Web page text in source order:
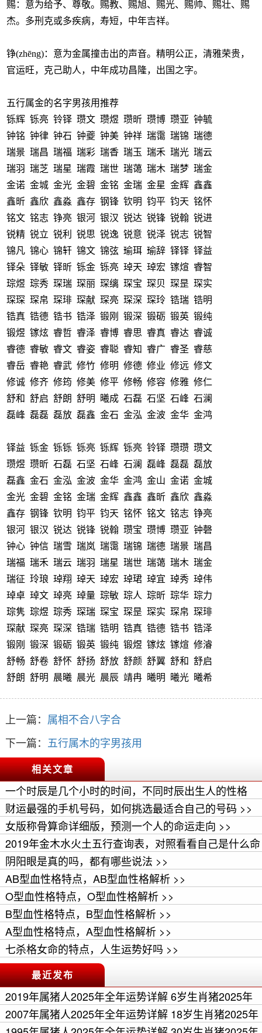
赐：意为给予、尊敬。赐教、赐旭、赐光、赐帅、赐壮、赐
杰。多刑克或多疾病，寿短，中年吉祥。
铮(zhēng)：意为金属撞击出的声音。精明公正，清雅荣贵，
官运旺，克己助人，中年成功昌隆，出国之字。
五行属金的名字男孩用推荐
铄辉 铄亮 铃铎 瓒文 瓒煜 瓒昕 瓒博 瓒亚 钟毓
钟铭 钟律 钟石 钟夔 钟美 钟祥 瑞霭 瑞锦 瑞德
瑞景 瑞昌 瑞福 瑞彩 瑞香 瑞玉 瑞禾 瑞光 瑞云
瑞羽 瑞芝 瑞星 瑞霞 瑞世 瑞蔼 瑞木 瑞梦 瑞金
金诺 金城 金光 金碧 金铭 金瑞 金星 金辉 鑫鑫
鑫昕 鑫欣 鑫淼 鑫存 钢锋 钦明 钧平 钧天 铭怀
铭文 铭志 铮亮 银河 银汉 锐达 锐锋 锐翰 锐进
锐精 锐立 锐利 锐思 锐逸 锐意 锐泽 锐志 锐智
锦凡 锦心 锦轩 锦文 锦弦 瑜珥 瑜辞 铎铎 铎益
铎朵 铎敏 铎昕 铄金 铄亮 琸天 琸宏 镓煊 睿智
琮煜 琮秀 琛瑞 琛丽 琛缡 琛宝 琛贝 琛昰 琛实
琛琛 琛帛 琛琲 琛献 琛亮 琛深 琛玲 锆瑞 锆明
锆真 锆德 锆书 锆泽 锻刚 锻深 锻砺 锻英 锻纯
锻煜 镓炫 睿哲 睿泽 睿博 睿思 睿真 睿达 睿诚
睿德 睿敏 睿文 睿姿 睿聪 睿知 睿广 睿圣 睿慈
睿岳 睿艳 睿武 修竹 修明 修德 修业 修远 修文
修诚 修齐 修筠 修美 修平 修畅 修容 修雅 修仁
舒和 舒启 舒朗 舒明 曦成 石磊 石坚 石峰 石澜
磊峰 磊磊 磊放 磊鑫 金石 金泓 金波 金华 金鸿
铎益 铄金 铄铄 铄亮 铄辉 铄亮 铃铎 瓒瓒 瓒文
瓒煜 瓒昕 石磊 石坚 石峰 石澜 磊峰 磊磊 磊放
磊鑫 金石 金泓 金波 金华 金鸿 金山 金诺 金城
金光 金碧 金铭 金瑞 金辉 鑫鑫 鑫昕 鑫欣 鑫淼
鑫存 钢锋 钦明 钧平 钧天 铭怀 铭文 铭志 铮亮
银河 银汉 锐达 锐锋 锐翰 瓒宝 瓒博 瓒亚 钟磬
钟心 钟信 瑞雪 瑞岚 瑞霭 瑞锦 瑞德 瑞景 瑞昌
瑞福 瑞禾 瑞云 瑞羽 瑞星 瑞世 瑞蔼 瑞木 瑞金
瑞征 玲琅 琸翔 琸天 琸宏 琸珺 琸宜 琸秀 琸伟
琸卓 琸文 琸亮 琸量 琮敏 琮人 琮昕 琮华 琮力
琮隽 琮煜 琮秀 琛瑞 琛宝 琛昰 琛实 琛帛 琛琲
琛献 琛亮 琛深 锆瑞 锆明 锆真 锆德 锆书 锆泽
锻刚 锻深 锻砺 锻英 锻纯 锻煜 镓炫 镓煊 修濬
舒畅 舒卷 舒怀 舒扬 舒放 舒颜 舒翼 舒和 舒启
舒朗 舒明 晨曦 晨光 晨辰 靖冉 曦明 曦光 曦希
上一篇： 属相不合八字合
下一篇： 五行属木的字男孩用
相关文章
一个时辰是几个小时的时间，不同时辰出生人的性格
>>
财运最强的手机号码，如何挑选最适合自己的号码 >>
女版称骨算命详细版，预测一个人的命运走向 >>
2019年金木水火土五行查询表，对照看看自己是什么命
>>
阴阳眼是真的吗，都有哪些说法 >>
AB型血性格特点，AB型血性格解析 >>
O型血性格特点，O型血性格解析 >>
B型血性格特点，B型血性格解析 >>
A型血性格特点，A型血性格解析 >>
七杀格女命的特点，人生运势好吗 >>
最近发布
2019年属猪人2025年全年运势详解 6岁生肖猪2025年
每月运程 >>
2007年属猪人2025年全年运势详解 18岁生肖猪2025年